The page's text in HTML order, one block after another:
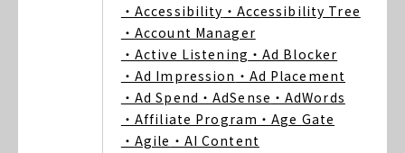
・Accessibility ・Accessibility Tree
・Account Manager
・Active Listening ・Ad Blocker
・Ad Impression ・Ad Placement
・Ad Spend ・AdSense ・AdWords
・Affiliate Program ・Age Gate
・Agile ・AI Content